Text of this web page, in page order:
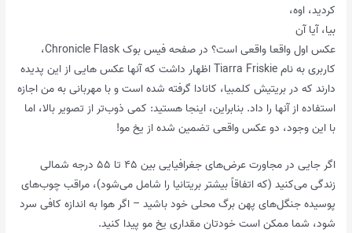
کردید، اوه،
بیا، آیا آن
عکس اول واقعا واقعی است؟ در صفحه فیس بوک Chronicle Flask،
کاربری به نام Tiarra Friskie اظهار داشت که آنها عکس هایی از این پدیده
دارند که در بریتیش کلمبیا، کانادا گرفته شده است و با مهربانی به من اجازه
استفاده از آنها را داد. بنابراین، اینجا هستید: کمی ذوب‌تر از تصویر بالا، اما
با این وجود، دو عکس واقعی تضمین شده از یخ مو!
اگر جایی در مجاورت عرض‌های جغرافیایی بین ۴۵ تا ۵۵ درجه شمالی
زندگی می‌کنید (که اتفاقاً بیشتر بریتانیا را شامل می‌شود)، مراقب چوب‌های
پوسیده جنگل‌های پهن برگ محلی خود باشید – اگر هوا به اندازه کافی سرد
شود، شما ممکن است خودتان مقداری یخ مو پیدا کنید.